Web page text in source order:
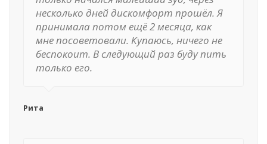
несколько дней дискомфорт прошёл. Я
принимала потом ещё 2 месяца, как
мне посоветовали. Купаюсь, ничего не
беспокоит. В следующий раз буду пить
только его.
Рита